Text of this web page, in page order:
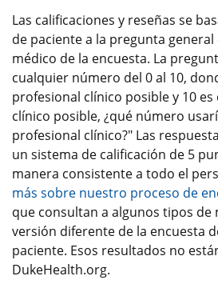
Las calificaciones y reseñas se
de paciente a la pregunta
médico de la encuesta. La
cualquier número del 0 al 10,
profesional clínico posible y 10
clínico posible, ¿qué número
profesional clínico?" Las
un sistema de calificación de 5
manera consistente a todo el
más sobre nuestro proceso de
que consultan a algunos tipos de
versión diferente de la encuesta
paciente. Esos resultados no
DukeHealth.org.